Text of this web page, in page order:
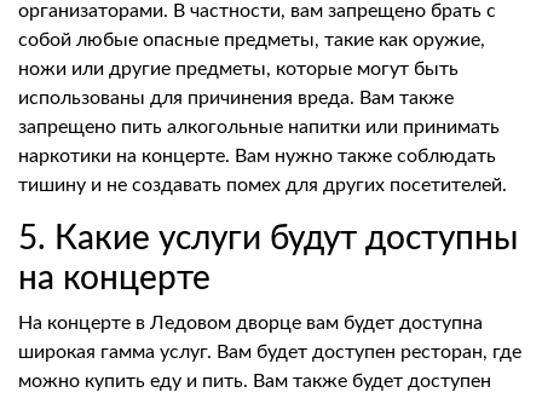
организаторами. В частности, вам запрещено брать с
собой любые опасные предметы, такие как оружие,
ножи или другие предметы, которые могут быть
использованы для причинения вреда. Вам также
запрещено пить алкогольные напитки или принимать
наркотики на концерте. Вам нужно также соблюдать
тишину и не создавать помех для других посетителей.
5. Какие услуги будут доступны
на концерте
На концерте в Ледовом дворце вам будет доступна
широкая гамма услуг. Вам будет доступен ресторан, где
можно купить еду и пить. Вам также будет доступен